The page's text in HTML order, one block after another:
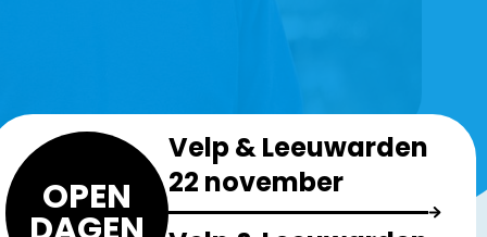
OPEN
Velp & Leeuwarden
22 november